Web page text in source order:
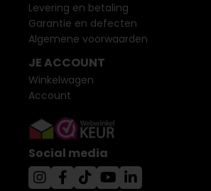
Levering en betaling
Garantie en defecten
Algemene voorwaarden
JE ACCOUNT
Winkelwagen
Account
Social media